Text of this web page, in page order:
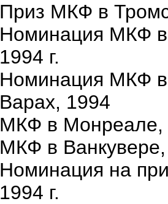
Приз МКФ в
Номинация МКФ
1994 г.
Номинация МКФ
Варах, 1994
МКФ в Монреале,
МКФ в Ванкувере,
Номинация на
1994 г.